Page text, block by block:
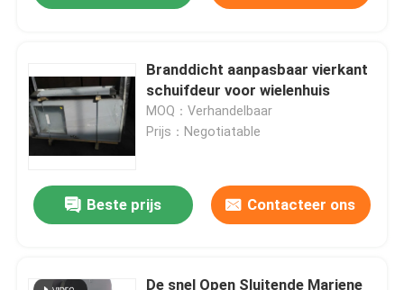
Producten
Over ons
Fabrieksreis
Branddicht aanpasbaar vierkant
schuifdeur voor wielenhuis
MOQ：Verhandelbaar
Prijs：Negotiatable
Beste prijs Contacteer ons
De snel Open Sluitende Mariene